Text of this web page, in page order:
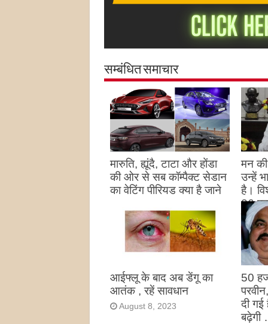
सम्बंधित समाचार
मारुति, ह्यूंदै, टाटा और होंडा
की ओर से सब कॉम्पैक्ट सेडान
का वेटिंग पीरियड क्या है जाने
मन
उन्हें
है।
26
है
आईफ्लू के बाद अब डेंगू का
आतंक , रहें सावधान
August 8, 2023
50
दी